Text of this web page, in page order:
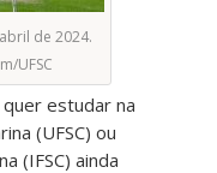
de 2024.
UFSC
estudar na
(UFSC) ou
(IFSC) ainda